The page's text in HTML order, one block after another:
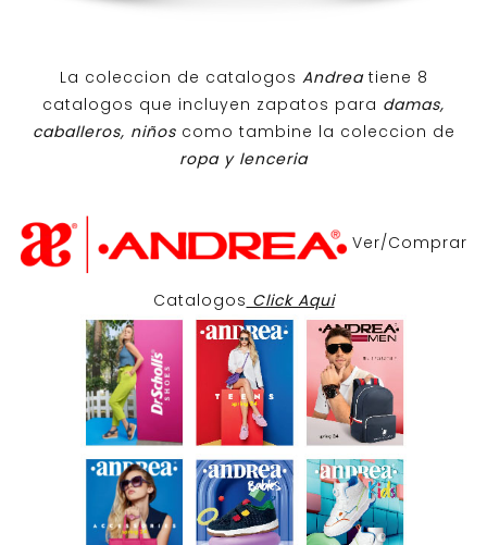
La coleccion de catalogos Andreatiene 8
catalogos que incluyen zapatos para damas,
caballeros, niños como tambine la coleccion de
ropa y lenceria
Ver/Comprar
Catalogos Click Aqui